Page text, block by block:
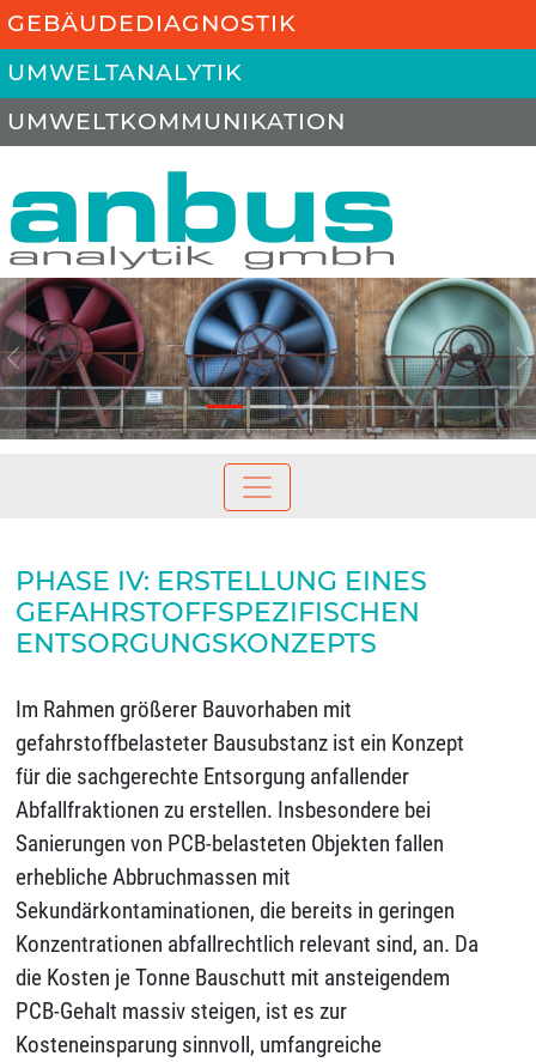
GEBÄUDEDIAGNOSTIK
UMWELTANALYTIK
UMWELTKOMMUNIKATION
Previous
PHASE IV: ERSTELLUNG EINES
GEFAHRSTOFFSPEZIFISCHEN
ENTSORGUNGSKONZEPTS
Im Rahmen größerer Bauvorhaben mit
gefahrstoffbelasteter Bausubstanz ist ein Konzept
für die sachgerechte Entsorgung anfallender
Abfallfraktionen zu erstellen. Insbesondere bei
Sanierungen von PCB-belasteten Objekten fallen
erhebliche Abbruchmassen mit
Sekundärkontaminationen, die bereits in geringen
Konzentrationen abfallrechtlich relevant sind, an. Da
die Kosten je Tonne Bauschutt mit ansteigendem
PCB-Gehalt massiv steigen, ist es zur
Kosteneinsparung sinnvoll, umfangreiche